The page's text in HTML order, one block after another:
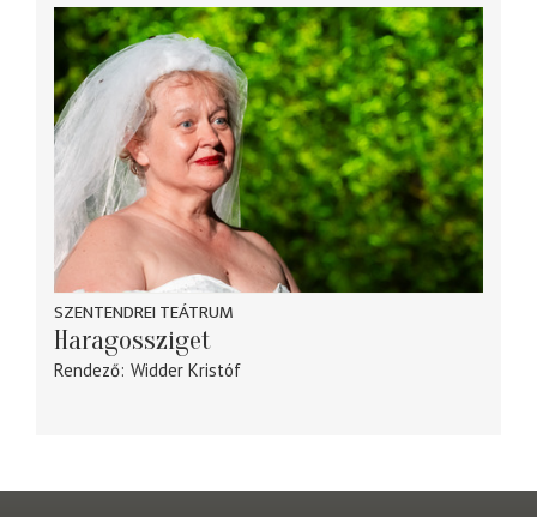
SZENTENDREI TEÁTRUM
Haragossziget
Rendező Widder Kristóf